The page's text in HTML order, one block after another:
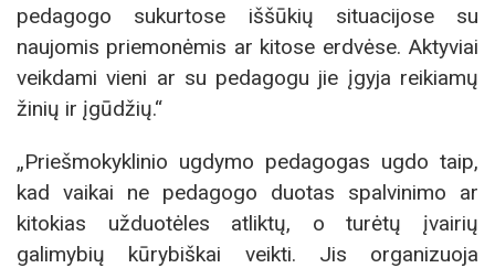
pedagogo sukurtose iššūkių situacijose su
naujomis priemonėmis ar kitose erdvėse. Aktyviai
veikdami vieni ar su pedagogu jie įgyja reikiamų
žinių ir įgūdžių.“
„Priešmokyklinio ugdymo pedagogas ugdo taip,
kad vaikai ne pedagogo duotas spalvinimo ar
kitokias užduotėles atliktų, o turėtų įvairių
galimybių kūrybiškai veikti. Jis organizuoja